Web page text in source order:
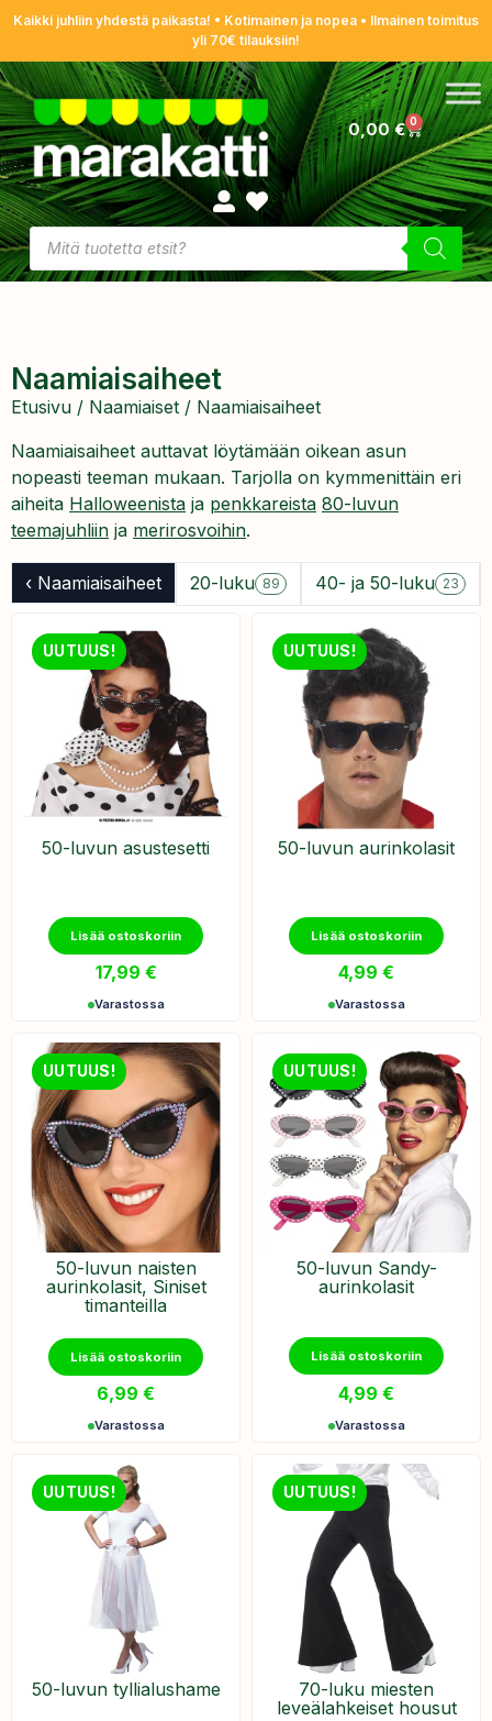
Kaikki juhliin yhdestä paikasta! • Kotimainen ja nopea • Ilmainen toimitus
yli 70€ tilauksiin!
0,00€ 0
Naamiaisaiheet
Etusivu / Naamiaiset / Naamiaisaiheet
Naamiaisaiheet auttavat löytämään oikean asun
nopeasti teeman mukaan. Tarjolla on kymmenittäin eri
aiheita Halloweenista ja penkkareista 80-luvun
teemajuhliin ja merirosvoihin.
‹ Naamiaisaiheet 20-luku 89 40- ja 50-luku 23
UUTUUS!
50-luvun asustesetti
Lisää ostoskoriin
17,99 €
Varastossa
UUTUUS!
50-luvun aurinkolasit
Lisää ostoskoriin
4,99 €
Varastossa
UUTUUS!
50-luvun naisten
aurinkolasit, Siniset
timanteilla
Lisää ostoskoriin
6,99 €
Varastossa
UUTUUS!
50-luvun Sandy-
aurinkolasit
Lisää ostoskoriin
4,99 €
Varastossa
UUTUUS!
50-luvun tyllialushame
UUTUUS!
70-luku miesten
leveälahkeiset housut